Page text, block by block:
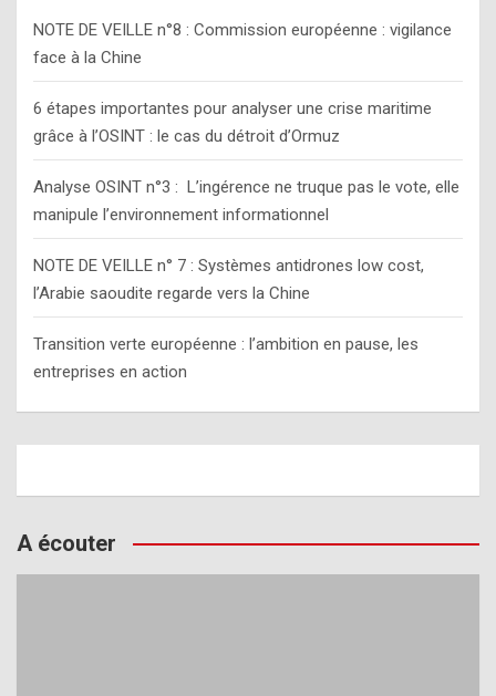
NOTE DE VEILLE n°8 : Commission européenne : vigilance
face à la Chine
6 étapes importantes pour analyser une crise maritime
grâce à l’OSINT : le cas du détroit d’Ormuz
Analyse OSINT n°3 : L’ingérence ne truque pas le vote, elle
manipule l’environnement informationnel
NOTE DE VEILLE n° 7 : Systèmes antidrones low cost,
l’Arabie saoudite regarde vers la Chine
Transition verte européenne : l’ambition en pause, les
entreprises en action
A écouter